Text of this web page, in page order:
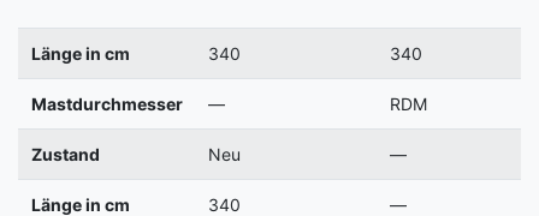
Länge in cm 340 340
Mastdurchmesser — RDM
Zustand Neu —
Länge in cm 340 —